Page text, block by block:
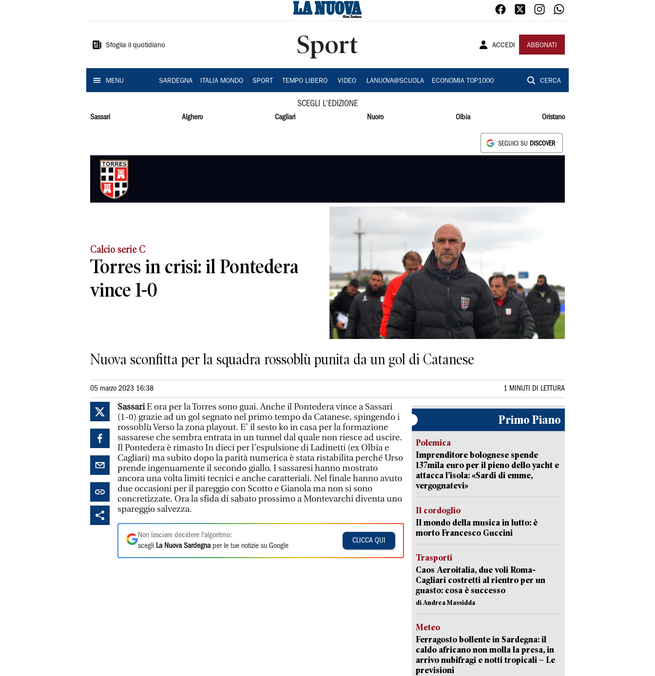
Sardegna
Sfoglia il quotidiano Sport ACCEDI ABBONATI
MENU SARDEGNA ITALIA MONDO SPORT TEMPO LIBERO VIDEO LANUOVA@SCUOLA ECONOMIA TOP1000 CERCA
SCEGLI L'EDIZIONE
Sassari Alghero Cagliari Nuoro Olbia Oristano
SEGUICI SU DISCOVER
Calcio serie C
Torres in crisi: il Pontedera
vince 1-0
Nuova sconfitta per la squadra rossoblù punita da un gol di Catanese
05 marzo 2023 16:38 1 MINUTI DI LETTURA
SassariE ora per la Torres sono guai. Anche il Pontedera vince a Sassari
(1-0) grazie ad un gol segnato nel primo tempo da Catanese, spingendo i
rossoblù Verso la zona playout. E’ il sesto ko in casa per la formazione
sassarese che sembra entrata in un tunnel dal quale non riesce ad uscire.
Il Pontedera è rimasto In dieci per l’espulsione di Ladinetti (ex Olbia e
Cagliari) ma subito dopo la parità numerica è stata ristabilita perché Urso
prende ingenuamente il secondo giallo. I sassaresi hanno mostrato
ancora una volta limiti tecnici e anche caratteriali. Nel finale hanno avuto
due occasioni per il pareggio con Scotto e Gianola ma non si sono
concretizzate. Ora la sfida di sabato prossimo a Montevarchi diventa uno
spareggio salvezza.
Non lasciare decidere l'algoritmo:
scegli La Nuova Sardegna per le tue notizie su Google
CLICCA QUI
Primo Piano
Polemica
Imprenditore bolognese spende
137mila euro per il pieno dello yacht e
attacca l’isola: «Sardi di emme,
vergognatevi»
Il cordoglio
Il mondo della musica in lutto: è
morto Francesco Guccini
Trasporti
Caos Aeroitalia, due voli Roma-
Cagliari costretti al rientro per un
guasto: cosa è successo
di Andrea Massidda
Meteo
Ferragosto bollente in Sardegna: il
caldo africano non molla la presa, in
arrivo nubifragi e notti tropicali – Le
previsioni